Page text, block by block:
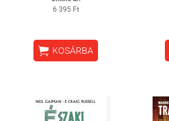
6 395 Ft
 KOSÁRBA